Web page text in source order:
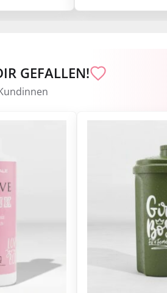
GEFALLEN!